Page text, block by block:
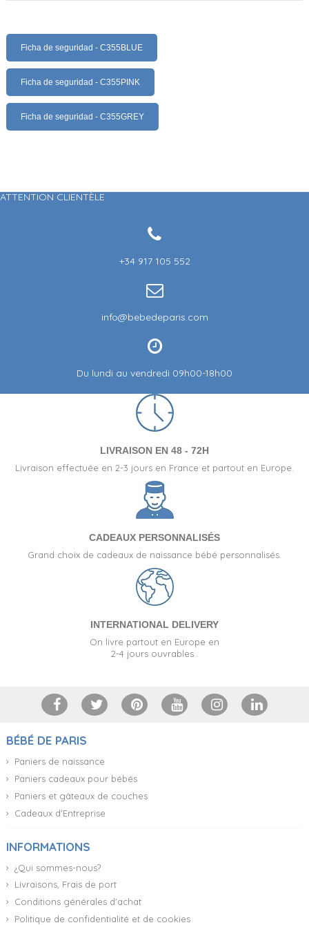
Ficha de seguridad - C355BLUE
Ficha de seguridad - C355PINK
Ficha de seguridad - C355GREY
ATTENTION CLIENTÈLE
+34 917 105 552
info@bebedeparis.com
Du lundi au vendredi 09h00-18h00
LIVRAISON EN 48 - 72H
Livraison effectuée en 2-3 jours en France et partout en Europe.
CADEAUX PERSONNALISÉS
Grand choix de cadeaux de naissance bébé personnalisés.
INTERNATIONAL DELIVERY
On livre partout en Europe en
2-4 jours ouvrables..
BÉBÉ DE PARIS
Paniers de naissance
Paniers cadeaux pour bébés
Paniers et gâteaux de couches
Cadeaux d'Entreprise
INFORMATIONS
¿Qui sommes-nous?
Livraisons, Frais de port
Conditions générales d'achat
Politique de confidentialité et de cookies